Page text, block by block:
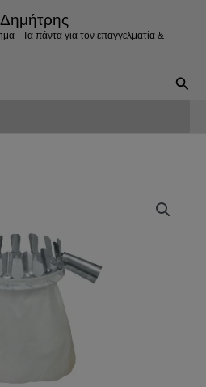
- Τα πάντα για τον επαγγελματία &